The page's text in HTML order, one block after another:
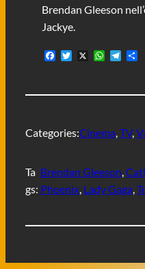
Brendan Gleeson
Jackye.
F
b
k
T
t
W
s
p
T
g
m
C
i
d
Categories:Cinema, TV,
Ta
gs:
Brendan Gleeson,
Phoenix, Lady Gaga,